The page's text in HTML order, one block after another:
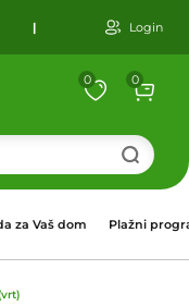
| Login
0 0
za Vaš dom Plažni